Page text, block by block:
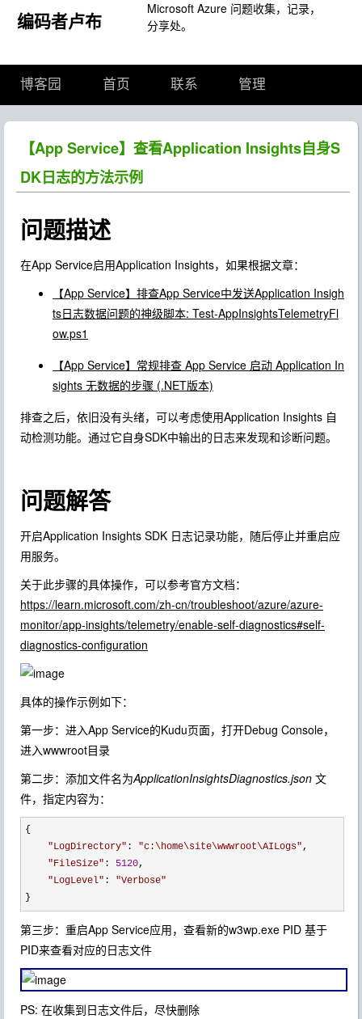
编码者卢布
Microsoft Azure 问题收集，记录，
分享处。
博客园 首页 联系 管理
【App Service】查看Application Insights自身S
DK日志的方法示例
问题描述
在App Service启用Application Insights，如果根据文章：
【App Service】排查App Service中发送Application Insigh
ts日志数据问题的神级脚本: Test-AppInsightsTelemetryFl
ow.ps1
【App Service】常规排查 App Service 启动 Application In
sights 无数据的步骤 (.NET版本)
排查之后，依旧没有头绪，可以考虑使用Application Insights 自
动检测功能。通过它自身SDK中输出的日志来发现和诊断问题。
问题解答
开启Application Insights SDK 日志记录功能，随后停止并重启应
用服务。
关于此步骤的具体操作，可以参考官方文档：
https://learn.microsoft.com/zh-cn/troubleshoot/azure/azure-
monitor/app-insights/telemetry/enable-self-diagnostics#self-
diagnostics-configuration
具体的操作示例如下：
第一步：进入App Service的Kudu页面，打开Debug Console，
进入wwwroot目录
第二步：添加文件名为ApplicationInsightsDiagnostics.json 文
件，指定内容为：
{
"LogDirectory" : "c:\home\site\wwwroot\AILogs",
"FileSize" : 5120,
"LogLevel" : "Verbose"
}
第三步：重启App Service应用，查看新的w3wp.exe PID 基于
PID来查看对应的日志文件
PS: 在收集到日志文件后，尽快删除